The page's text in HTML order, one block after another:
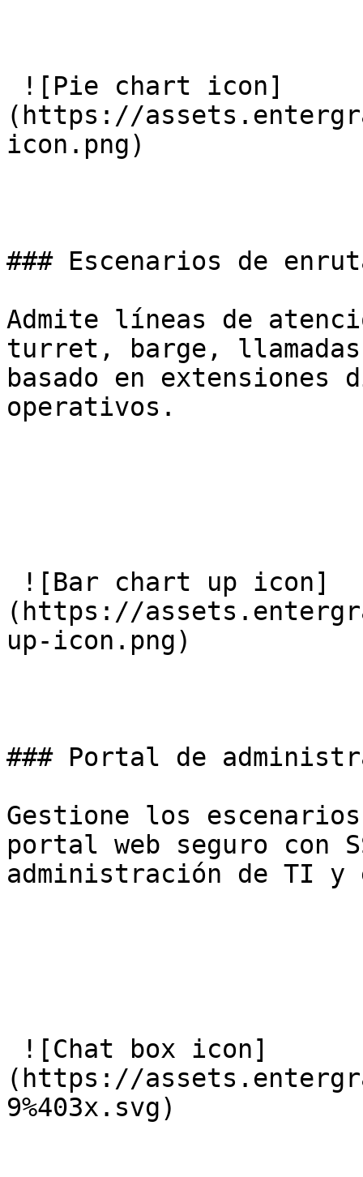
(https://
icon.png)
### Escenarios de
Admite líneas de
turret, barge, llamadas
basado en extensiones
operativos.
(https://
up-icon.png)
### Portal de
Gestione los
portal web seguro con
administración de TI
(https://
9%403x.svg)